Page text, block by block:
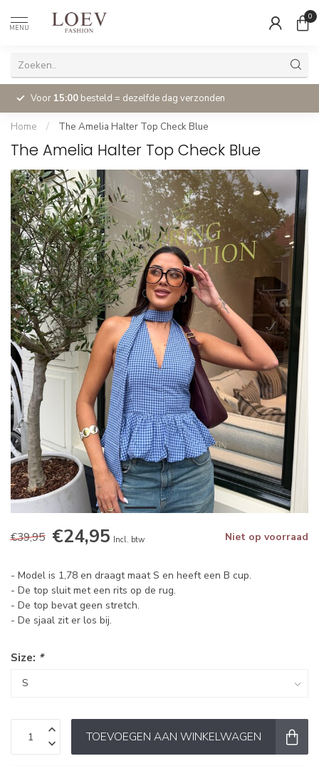
MENU
0
Voor 15:00 besteld = dezelfde dag verzonden
Home / The Amelia Halter Top Check Blue
The Amelia Halter Top Check Blue
€39,95 €24,95 Incl. btw Niet op voorraad
- Model is 1,78 en draagt maat S en heeft een B cup.
- De top sluit met een rits op de rug.
- De top bevat geen stretch.
- De sjaal zit er los bij.
Size: *
TOEVOEGEN AAN WINKELWAGEN